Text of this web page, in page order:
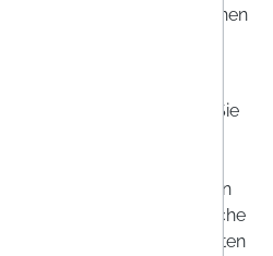
in einem gerichtlichen
und verwendet, bis Sie
oder wir den
Einwilligung und die
Versendung bleiben
Unterlassungsansprüche
verwenden wir die Daten